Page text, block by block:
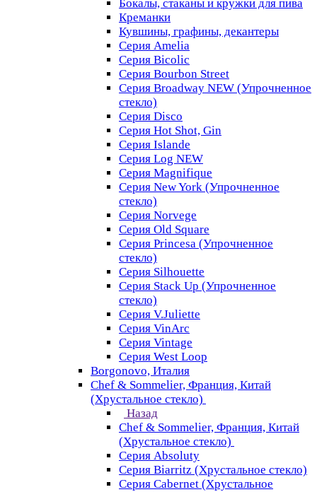
Бокалы, стаканы и кружки для пива
Креманки
Кувшины, графины, декантеры
Серия Amelia
Серия Bicolic
Серия Bourbon Street
Серия Broadway NEW (Упрочненное
стекло)
Серия Disco
Серия Hot Shot, Gin
Серия Islande
Серия Log NEW
Серия Magnifique
Серия New York (Упрочненное
стекло)
Серия Norvege
Серия Old Square
Серия Princesa (Упрочненное
стекло)
Серия Silhouette
Серия Stack Up (Упрочненное
стекло)
Серия V.Juliette
Серия VinArc
Серия Vintage
Серия West Loop
Borgonovo, Италия
Chef & Sommelier, Франция, Китай
(Хрустальное стекло)
Назад
Chef & Sommelier, Франция, Китай
(Хрустальное стекло)
Серия Absoluty
Серия Biarritz (Хрустальное стекло)
Серия Cabernet (Хрустальное